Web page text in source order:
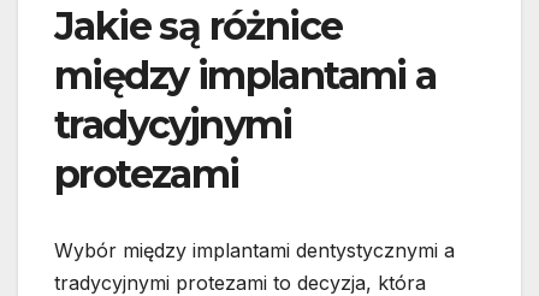
Jakie są różnice
między implantami a
tradycyjnymi
protezami
Wybór między implantami dentystycznymi a
tradycyjnymi protezami to decyzja, która